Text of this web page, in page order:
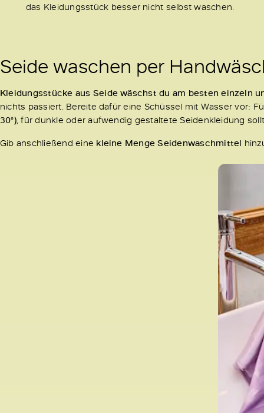
das Kleidungsstück besser nicht selbst waschen.
Seide waschen per
Kleidungsstücke aus Seide wäschst du am besten einzeln
nichts passiert. Bereite dafür eine Schüssel mit Wasser vor:
30°), für dunkle oder aufwendig gestaltete Seidenkleidung
Gib anschließend eine kleine Menge Seidenwaschmittel